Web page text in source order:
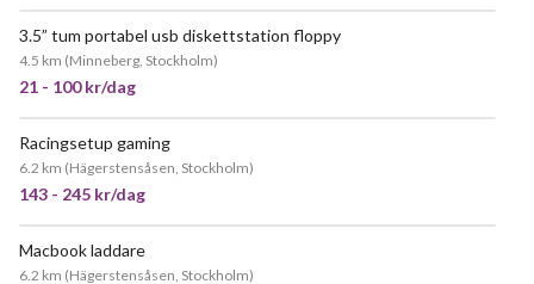
3.5” tum portabel usb diskettstation floppy
4.5 km (Minneberg, Stockholm)
21 - 100 kr/dag
Racingsetup gaming
6.2 km (Hägerstensåsen, Stockholm)
143 - 245 kr/dag
Macbook laddare
6.2 km (Hägerstensåsen, Stockholm)